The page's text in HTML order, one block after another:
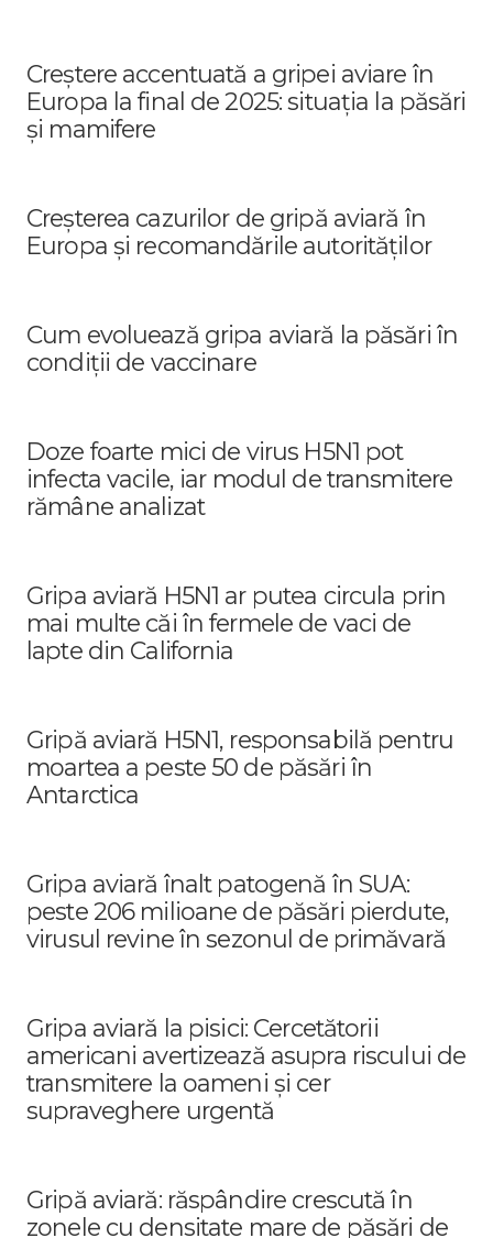
Creștere accentuată a gripei aviare în
Europa la final de 2025: situația la păsări
și mamifere
Creșterea cazurilor de gripă aviară în
Europa și recomandările autorităților
Cum evoluează gripa aviară la păsări în
condiții de vaccinare
Doze foarte mici de virus H5N1 pot
infecta vacile, iar modul de transmitere
rămâne analizat
Gripa aviară H5N1 ar putea circula prin
mai multe căi în fermele de vaci de
lapte din California
Gripă aviară H5N1, responsabilă pentru
moartea a peste 50 de păsări în
Antarctica
Gripa aviară înalt patogenă în SUA:
peste 206 milioane de păsări pierdute,
virusul revine în sezonul de primăvară
Gripa aviară la pisici: Cercetătorii
americani avertizează asupra riscului de
transmitere la oameni și cer
supraveghere urgentă
Gripă aviară: răspândire crescută în
zonele cu densitate mare de păsări de